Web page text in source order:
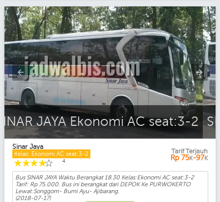
SINAR JAYA Ekonomi AC seat:3-2
Sinar Jaya
Kelas: Ekonomi AC seat:3-2
☆
☆
☆
☆
☆ 4
Tarif Terjauh
Rp 75K-97K
Bus SINAR JAYA Waktu Berangkat 18.30 Kelas:Ekonomi AC seat:3-2
Tarif: Rp 75.000. Bus ini berangkat dari DEPOK Ke PURWOKERTO
Lewat:Songgom- Bumi Ayu- Ajibarang.
(2018-07-17)